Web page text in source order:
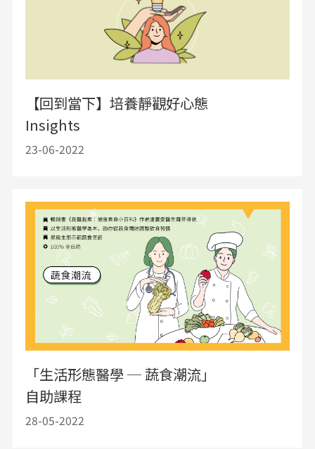
【回到當下】培養靜觀好心態
Insights
23-06-2022
「生活形態醫學 ─ 蔬食潮流」
自助課程
28-05-2022